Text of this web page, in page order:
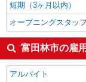
短期（3ヶ月以内）
オープニングスタッフ
富田林市の雇
アルバイト